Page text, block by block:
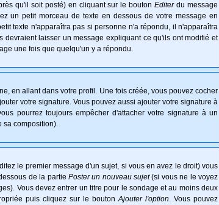
qu'il soit posté) en cliquant sur le boutonEditerdu message
un petit morceau de texte en dessous de votre message en
texte n'apparaîtra pas si personne n'a répondu, il n'apparaîtra
laisser un message expliquant ce qu'ils ont modifié et
une fois que quelqu'un y a répondu.
en allant dans votre profil. Une fois créée, vous pouvez cocher
votre signature. Vous pouvez aussi ajouter votre signature à
pourrez toujours empêcher d'attacher votre signature à un
sa composition).
le premier message d'un sujet, si vous en avez le droit) vous
de la partie Poster un nouveau sujet(si vous ne le voyez
Vous devez entrer un titre pour le sondage et au moins deux
puis cliquez sur le boutonAjouter l'option. Vous pouvez